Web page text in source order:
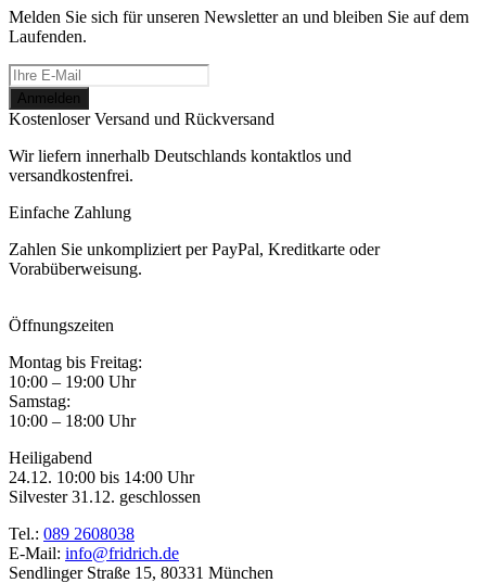
Melden Sie sich für unseren Newsletter an und bleiben Sie auf dem
Laufenden.
Kostenloser Versand und Rückversand
Wir liefern innerhalb Deutschlands kontaktlos und
versandkostenfrei.
Einfache Zahlung
Zahlen Sie unkompliziert per PayPal, Kreditkarte oder
Vorabüberweisung.
Öffnungszeiten
Montag bis Freitag:
10:00 – 19:00 Uhr
Samstag:
10:00 – 18:00 Uhr
Heiligabend
24.12. 10:00 bis 14:00 Uhr
Silvester 31.12. geschlossen
Tel.: 089 2608038
E-Mail: info@fridrich.de
Sendlinger Straße 15, 80331 München